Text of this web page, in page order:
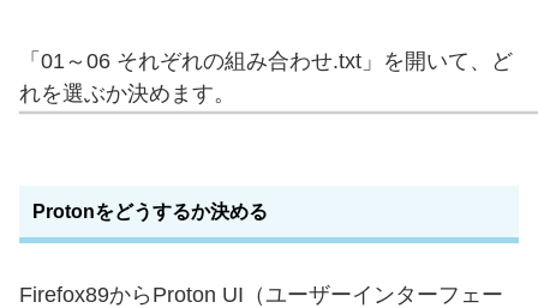
「01～06 それぞれの組み合わせ.txt」を開いて、ど
れを選ぶか決めます。
Protonをどうするか決める
Firefox89からProton UI（ユーザーインターフェー